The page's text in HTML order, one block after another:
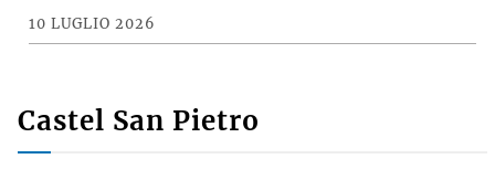
10 LUGLIO 2026
Castel San Pietro